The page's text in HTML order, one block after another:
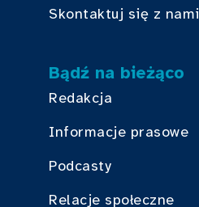
Skontaktuj się z nami
Bądź na bieżąco
Redakcja
Informacje prasowe
Podcasty
Relacje społeczne